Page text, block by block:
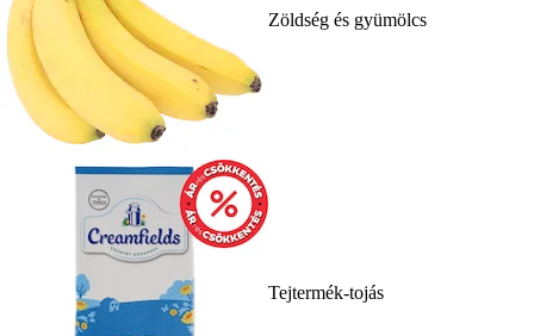
Zöldség és gyümölcs
Tejtermék-tojás